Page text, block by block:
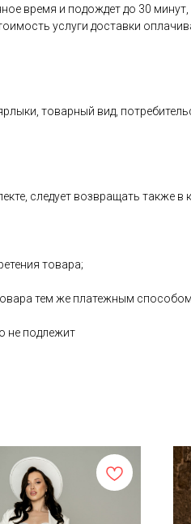
время и подождет до 30
услуги доставки
товарный вид,
следует возвращать также в
товара;
тем же платежным
не подлежит